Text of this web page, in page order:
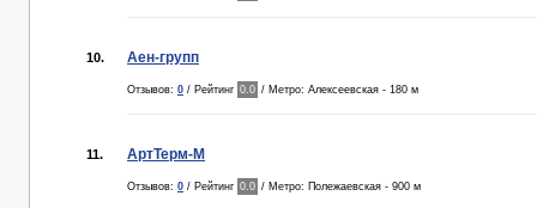
10. Аен-групп
Отзывов: 0 / Рейтинг 0.0 / Метро: Алексеевская - 180 м
11. АртТерм-М
Отзывов: 0 / Рейтинг 0.0 / Метро: Полежаевская - 900 м